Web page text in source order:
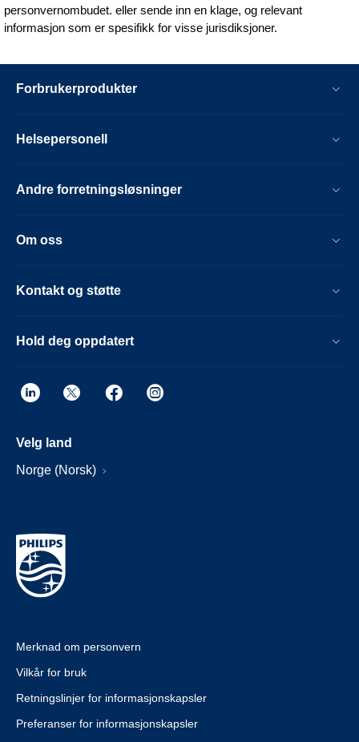
personvernombudet. eller sende inn en klage, og relevant
informasjon som er spesifikk for visse jurisdiksjoner.
Forbrukerprodukter
Helsepersonell
Andre forretningsløsninger
Om oss
Kontakt og støtte
Hold deg oppdatert
Velg land
Norge (Norsk)
Merknad om personvern
Vilkår for bruk
Retningslinjer for informasjonskapsler
Preferanser for informasjonskapsler